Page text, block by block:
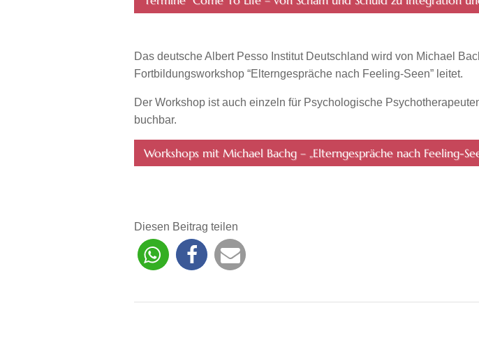
Das deutsche Albert Pesso Institut Deutschland wird von Michael
Fortbildungsworkshop “Elterngespräche nach Feeling-Seen” leitet.
Der Workshop ist auch einzeln für Psychologische
buchbar.
Workshops mit Michael Bachg – „Elterngespräche nach Feeling-
Diesen Beitrag teilen